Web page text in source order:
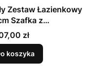
Zestaw Łazienkowy
Szafka z
Słupek
Fronty Arcos
zł
koszyka